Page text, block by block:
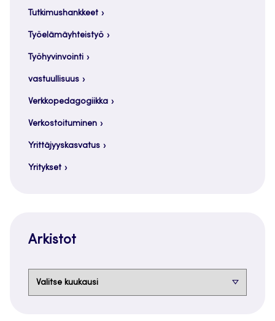
Tutkimushankkeet
Työelämäyhteistyö
Työhyvinvointi
vastuullisuus
Verkkopedagogiikka
Verkostoituminen
Yrittäjyyskasvatus
Yritykset
Arkistot